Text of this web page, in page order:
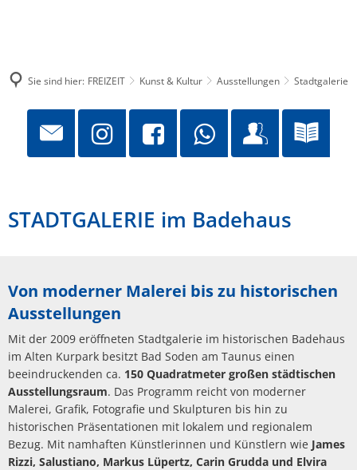
Sie sind hier: FREIZEIT Kunst & Kultur Ausstellungen Stadtgalerie
STADTGALERIE im Badehaus
Von moderner Malerei bis zu historischen
Ausstellungen
Mit der 2009 eröffneten Stadtgalerie im historischen Badehaus
im Alten Kurpark besitzt Bad Soden am Taunus einen
beeindruckenden ca. 150 Quadratmeter großen städtischen
Ausstellungsraum. Das Programm reicht von moderner
Malerei, Grafik, Fotografie und Skulpturen bis hin zu
historischen Präsentationen mit lokalem und regionalem
Bezug. Mit namhaften Künstlerinnen und Künstlern wie James
Rizzi, Salustiano, Markus Lüpertz, Carin Grudda und Elvira